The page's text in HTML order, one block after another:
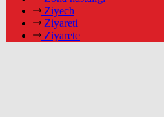
Ziyech
Ziyareti
Ziyarete